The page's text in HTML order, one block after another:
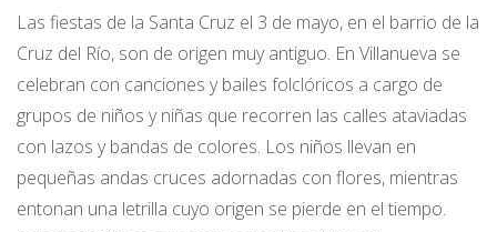
Las fiestas de la Santa Cruz el 3 de mayo, en el barrio de la
Cruz del Río, son de origen muy antiguo. En Villanueva se
celebran con canciones y bailes folclóricos a cargo de
grupos de niños y niñas que recorren las calles ataviadas
con lazos y bandas de colores. Los niños llevan en
pequeñas andas cruces adornadas con flores, mientras
entonan una letrilla cuyo origen se pierde en el tiempo.